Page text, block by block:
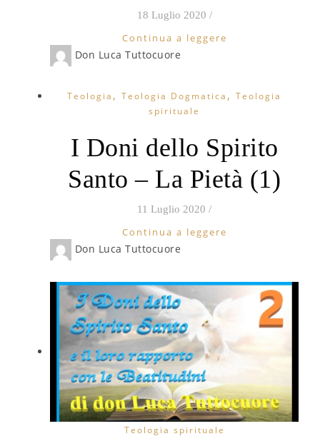
18 Luglio 2020 /
Continua a leggere
Don Luca Tuttocuore
Teologia , Teologia Dogmatica , Teologia
spirituale
I Doni dello Spirito
Santo – La Pietà (1)
11 Luglio 2020 /
Continua a leggere
Don Luca Tuttocuore
Teologia spirituale